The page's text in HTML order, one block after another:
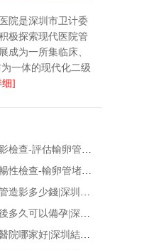
院是深圳市卫计委
极探索现代医院管
成为一所集临床、
一体的现代化二级
细]
深圳輸卵管造影檢查-評估輸卵管通暢度-輸卵管堵塞檢查
深圳輸卵管通暢性檢查-輸卵管堵塞診斷與治療
深圳無痛輸卵管造影多少錢|深圳婦幼醫院做輸卵管造影多少錢
復通微創手術後多久可以備孕|深圳復通微創手術費用
深圳結紮復通醫院哪家好|深圳結紮復通手術費用|結紮復原手術